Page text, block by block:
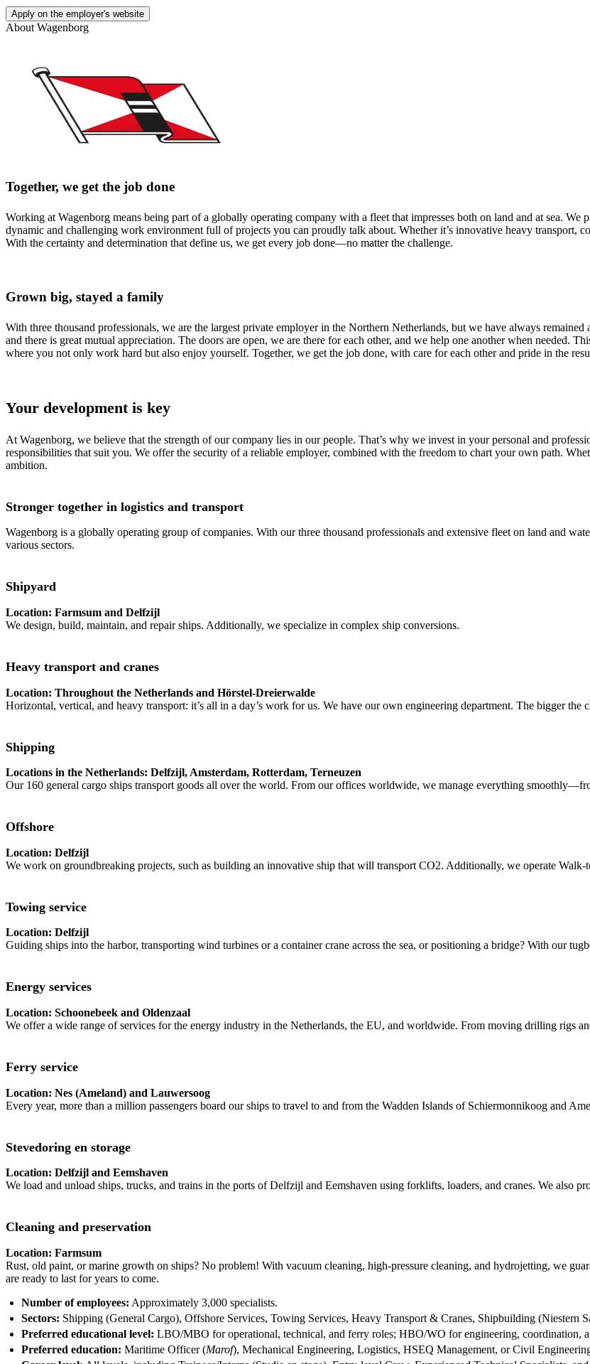
Apply on the employer's website
About Wagenborg
Together, we get the job done
Working at Wagenborg means being part of a globally operating company with a fleet that impresses both on land and at sea. We
dynamic and challenging work environment full of projects you can proudly talk about. Whether it’s innovative heavy transport,
With the certainty and determination that define us, we get every job done—no matter the challenge.
Grown big, stayed a family
With three thousand professionals, we are the largest private employer in the Northern Netherlands, but we have always
and there is great mutual appreciation. The doors are open, we are there for each other, and we help one another when needed.
where you not only work hard but also enjoy yourself. Together, we get the job done, with care for each other and pride in the
Your development is key
At Wagenborg, we believe that the strength of our company lies in our people. That’s why we invest in your personal and
responsibilities that suit you. We offer the security of a reliable employer, combined with the freedom to chart your own path.
ambition.
Stronger together in logistics and transport
Wagenborg is a globally operating group of companies. With our three thousand professionals and extensive fleet on land and
various sectors.
Shipyard
Location: Farmsum and Delfzijl
We design, build, maintain, and repair ships. Additionally, we specialize in complex ship conversions.
Heavy transport and cranes
Location: Throughout the Netherlands and Hörstel-Dreierwalde
Horizontal, vertical, and heavy transport: it’s all in a day’s work for us. We have our own engineering department. The bigger the
Shipping
Locations in the Netherlands: Delfzijl, Amsterdam, Rotterdam, Terneuzen
Our 160 general cargo ships transport goods all over the world. From our offices worldwide, we manage everything
Offshore
Location: Delfzijl
We work on groundbreaking projects, such as building an innovative ship that will transport CO2. Additionally, we operate
Towing service
Location: Delfzijl
Guiding ships into the harbor, transporting wind turbines or a container crane across the sea, or positioning a bridge? With our
Energy services
Location: Schoonebeek and Oldenzaal
We offer a wide range of services for the energy industry in the Netherlands, the EU, and worldwide. From moving drilling rigs
Ferry service
Location: Nes (Ameland) and Lauwersoog
Every year, more than a million passengers board our ships to travel to and from the Wadden Islands of Schiermonnikoog and
Stevedoring en storage
Location: Delfzijl and Eemshaven
We load and unload ships, trucks, and trains in the ports of Delfzijl and Eemshaven using forklifts, loaders, and cranes. We also
Cleaning and preservation
Location: Farmsum
Rust, old paint, or marine growth on ships? No problem! With vacuum cleaning, high-pressure cleaning, and hydrojetting, we
are ready to last for years to come.
Number of employees: Approximately 3,000 specialists.
Sectors: Shipping (General Cargo), Offshore Services, Towing Services, Heavy Transport & Cranes, Shipbuilding (Niestern
Preferred educational level: LBO/MBO for operational, technical, and ferry roles; HBO/WO for engineering, coordination,
Preferred education: Maritime Officer (Marof), Mechanical Engineering, Logistics, HSEQ Management, or Civil